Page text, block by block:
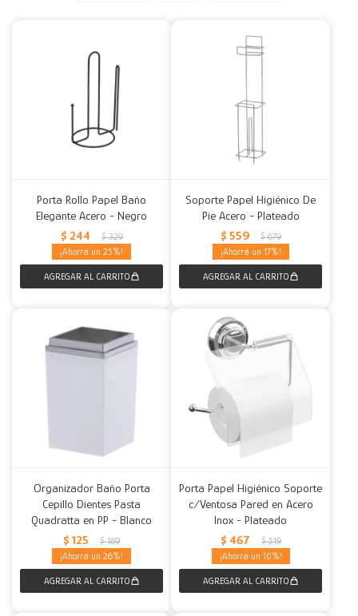
Porta Rollo Papel Baño
Elegante Acero - Negro
$ 244 $ 329
25
Soporte Papel Higiénico De
Pie Acero - Plateado
$ 559 $ 679
17
Organizador Baño Porta
Cepillo Dientes Pasta
Quadratta en PP - Blanco
$ 125 $ 169
26
Porta Papel Higiénico Soporte
c/Ventosa Pared en Acero
Inox - Plateado
$ 467 $ 519
10
Accesorios para el hogar
Herramientas
Muebles Infantiles